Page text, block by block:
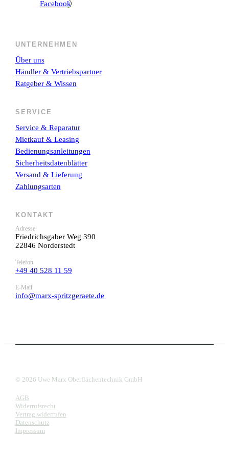
Facebook
UNTERNEHMEN
Über uns
Händler & Vertriebspartner
Ratgeber & Wissen
SERVICE
Service & Reparatur
Mietkauf & Leasing
Bedienungsanleitungen
Sicherheitsdatenblätter
Versand & Lieferung
Zahlungsarten
KONTAKT
Adresse
Friedrichsgaber Weg 390
22846 Norderstedt
Telefon
+49 40 528 11 59
E-Mail
info@marx-spritzgeraete.de
© 2026 Uwe Marx Oberflächentechnik GmbH
AGB
Widerrufsrecht
Vertrag widerrufen
Datenschutz
Impressum